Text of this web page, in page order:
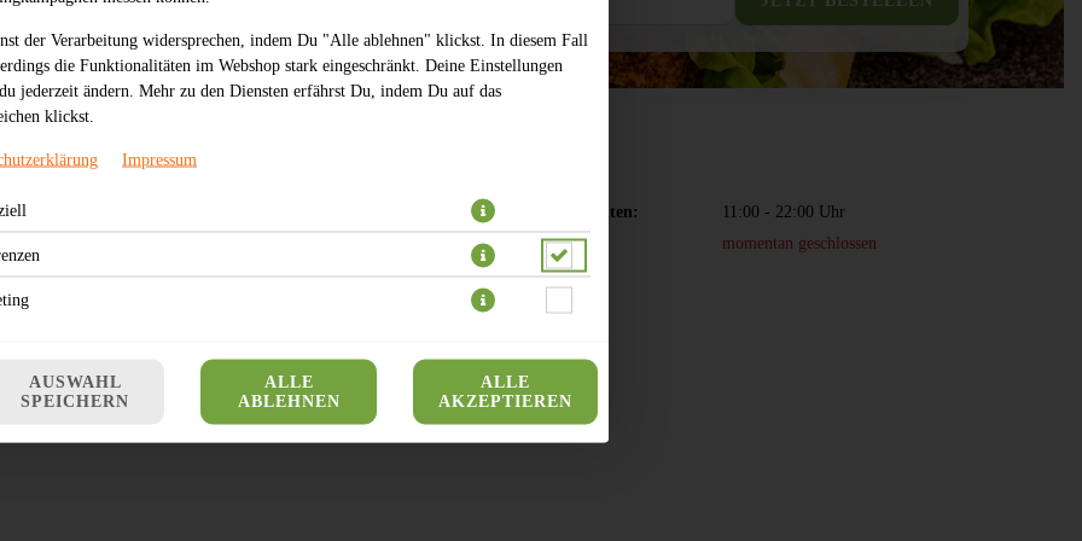
Adresse:
06108 Halle (Saale)
Hotline: 0179 2542550
Öffnungszeiten:
11:00 - 22:00 Uhr
momentan geschlossen
der Verarbeitung widersprechen, indem Du "Alle ablehnen" klickst. In diesem Fall
die Funktionalitäten im Webshop stark eingeschränkt. Deine Einstellungen
jederzeit ändern. Mehr zu den Diensten erfährst Du, indem Du auf das
klickst.
Impressum
AUSWAHL
SPEICHERN
ALLE
ABLEHNEN
ALLE
AKZEPTIEREN